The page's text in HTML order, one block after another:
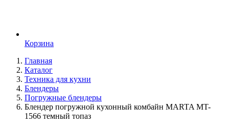
Корзина
Главная
Каталог
Техника для кухни
Блендеры
Погружные блендеры
Блендер погружной кухонный комбайн MARTA MT-
1566 темный топаз